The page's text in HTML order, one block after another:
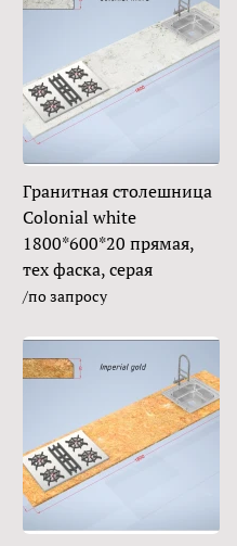
Гранитная столешница
Colonial white
1800*600*20 прямая,
тех фаска, серая
/по запросу